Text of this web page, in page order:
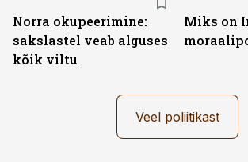
Norra okupeerimine:
sakslastel veab alguses
kõik viltu
Miks on
Veel poliitikast